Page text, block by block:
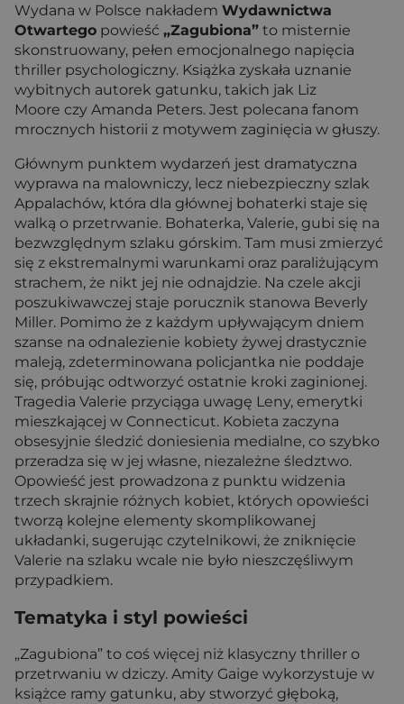
Wydana w Polsce nakładem Wydawnictwa
Otwartego powieść „Zagubiona” to misternie
skonstruowany, pełen emocjonalnego napięcia
thriller psychologiczny. Książka zyskała uznanie
wybitnych autorek gatunku, takich jak Liz
Moore czy Amanda Peters. Jest polecana fanom
mrocznych historii z motywem zaginięcia w głuszy.
Głównym punktem wydarzeń jest dramatyczna
wyprawa na malowniczy, lecz niebezpieczny szlak
Appalachów, która dla głównej bohaterki staje się
walką o przetrwanie. Bohaterka, Valerie, gubi się na
bezwzględnym szlaku górskim. Tam musi zmierzyć
się z ekstremalnymi warunkami oraz paraliżującym
strachem, że nikt jej nie odnajdzie. Na czele akcji
poszukiwawczej staje porucznik stanowa Beverly
Miller. Pomimo że z każdym upływającym dniem
szanse na odnalezienie kobiety żywej drastycznie
maleją, zdeterminowana policjantka nie poddaje
się, próbując odtworzyć ostatnie kroki zaginionej.
Tragedia Valerie przyciąga uwagę Leny, emerytki
mieszkającej w Connecticut. Kobieta zaczyna
obsesyjnie śledzić doniesienia medialne, co szybko
przeradza się w jej własne, niezależne śledztwo.
Opowieść jest prowadzona z punktu widzenia
trzech skrajnie różnych kobiet, których opowieści
tworzą kolejne elementy skomplikowanej
układanki, sugerując czytelnikowi, że zniknięcie
Valerie na szlaku wcale nie było nieszczęśliwym
przypadkiem.
Tematyka i styl powieści
„Zagubiona” to coś więcej niż klasyczny thriller o
przetrwaniu w dziczy. Amity Gaige wykorzystuje w
książce ramy gatunku, aby stworzyć głęboką,